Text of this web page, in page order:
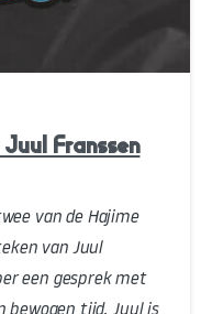
Franssen
van de Hajime
van Juul
een gesprek met